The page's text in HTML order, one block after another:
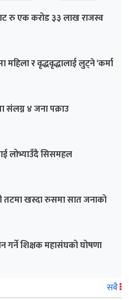
रु एक करोड ३३ लाख राजस्व
महिला र वृद्धवृद्धालाई लुट्ने ‘कर्मा
संलग्न ४ जना पक्राउ
लोभ्याउँदै सिसमहल
तटमा खस्दा रुसमा सात जनाको
गर्ने शिक्षक महासंघको घोषणा
सबै